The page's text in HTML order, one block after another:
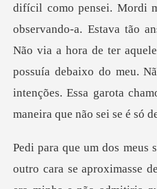
Histórico
Sair
Baixar App
observando-a. Estava tão
Não via a hora de ter
possuía debai